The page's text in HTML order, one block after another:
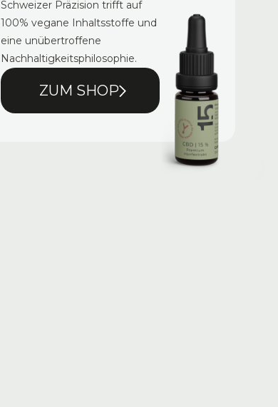
Schweizer Präzision trifft auf
100% vegane Inhaltsstoffe und
eine unübertroffene
Nachhaltigkeitsphilosophie.
ZUM SHOP